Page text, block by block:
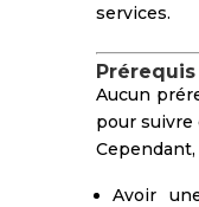
services.
Prérequis
Aucun
pour
Avoir